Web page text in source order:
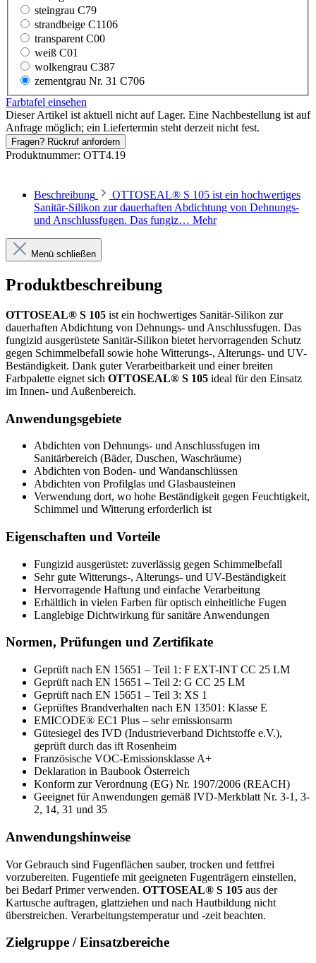
steingrau C79
strandbeige C1106
transparent C00
weiß C01
wolkengrau C387
zementgrau Nr. 31 C706
Farbtafel einsehen
Dieser Artikel ist aktuell nicht auf Lager. Eine Nachbestellung ist auf
Anfrage möglich; ein Liefertermin steht derzeit nicht fest.
Fragen? Rückruf anfordern
Produktnummer: OTT4.19
Beschreibung
OTTOSEAL® S 105 ist ein hochwertiges
Sanitär-Silikon zur dauerhaften Abdichtung von Dehnungs-
und Anschlussfugen. Das fungiz… Mehr
Menü schließen
Produktbeschreibung
OTTOSEAL® S 105 ist ein hochwertiges Sanitär-Silikon zur
dauerhaften Abdichtung von Dehnungs- und Anschlussfugen. Das
fungizid ausgerüstete Sanitär-Silikon bietet hervorragenden Schutz
gegen Schimmelbefall sowie hohe Witterungs-, Alterungs- und UV-
Beständigkeit. Dank guter Verarbeitbarkeit und einer breiten
Farbpalette eignet sich OTTOSEAL® S 105 ideal für den Einsatz
im Innen- und Außenbereich.
Anwendungsgebiete
Abdichten von Dehnungs- und Anschlussfugen im
Sanitärbereich (Bäder, Duschen, Waschräume)
Abdichten von Boden- und Wandanschlüssen
Abdichten von Profilglas und Glasbausteinen
Verwendung dort, wo hohe Beständigkeit gegen Feuchtigkeit,
Schimmel und Witterung erforderlich ist
Eigenschaften und Vorteile
Fungizid ausgerüstet: zuverlässig gegen Schimmelbefall
Sehr gute Witterungs-, Alterungs- und UV-Beständigkeit
Hervorragende Haftung und einfache Verarbeitung
Erhältlich in vielen Farben für optisch einheitliche Fugen
Langlebige Dichtwirkung für sanitäre Anwendungen
Normen, Prüfungen und Zertifikate
Geprüft nach EN 15651 – Teil 1: F EXT-INT CC 25 LM
Geprüft nach EN 15651 – Teil 2: G CC 25 LM
Geprüft nach EN 15651 – Teil 3: XS 1
Geprüftes Brandverhalten nach EN 13501: Klasse E
EMICODE® EC1 Plus – sehr emissionsarm
Gütesiegel des IVD (Industrieverband Dichtstoffe e.V.),
geprüft durch das ift Rosenheim
Französische VOC-Emissionsklasse A+
Deklaration in Baubook Österreich
Konform zur Verordnung (EG) Nr. 1907/2006 (REACH)
Geeignet für Anwendungen gemäß IVD-Merkblatt Nr. 3-1, 3-
2, 14, 31 und 35
Anwendungshinweise
Vor Gebrauch sind Fugenflächen sauber, trocken und fettfrei
vorzubereiten. Fugentiefe mit geeigneten Fugenträgern einstellen,
bei Bedarf Primer verwenden. OTTOSEAL® S 105 aus der
Kartusche auftragen, glattziehen und nach Hautbildung nicht
überstreichen. Verarbeitungstemperatur und -zeit beachten.
Zielgruppe / Einsatzbereiche